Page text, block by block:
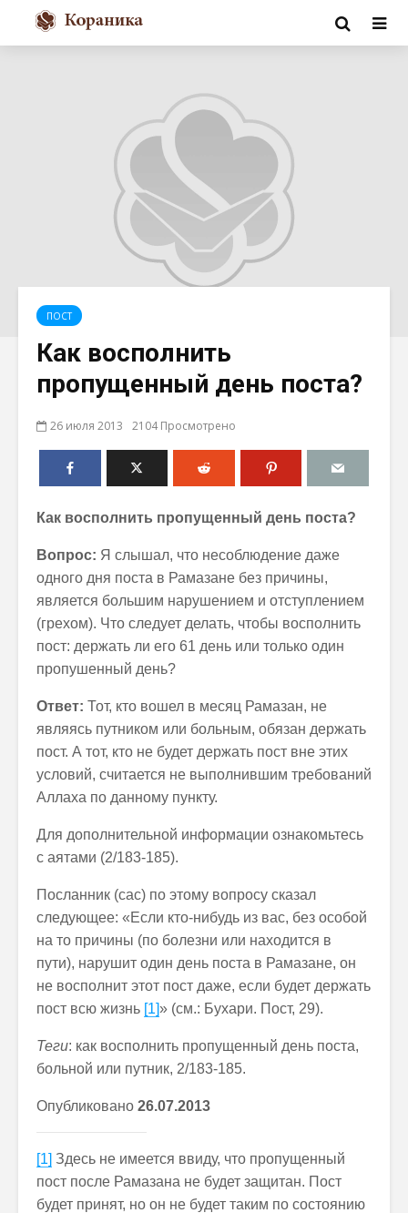
ПОСТ
Как восполнить
пропущенный день поста?
26 июля 2013 2104 Просмотрено
Как восполнить пропущенный день поста?
Вопрос: Я слышал, что несоблюдение даже
одного дня поста в Рамазане без причины,
является большим нарушением и отступлением
(грехом). Что следует делать, чтобы восполнить
пост: держать ли его 61 день или только один
пропушенный день?
Ответ: Тот, кто вошел в месяц Рамазан, не
являясь путником или больным, обязан держать
пост. А тот, кто не будет держать пост вне этих
условий, считается не выполнившим требований
Аллаха по данному пункту.
Для дополнительной информации ознакомьтесь
с аятами (2/183-185).
Посланник (сас) по этому вопросу сказал
следующее: «Если кто-нибудь из вас, без особой
на то причины (по болезни или находится в
пути), нарушит один день поста в Рамазане, он
не восполнит этот пост даже, если будет держать
пост всю жизнь [1]» (см.: Бухари. Пост, 29).
Теги: как восполнить пропущенный день поста,
больной или путник, 2/183-185.
Опубликовано 26.07.2013
[1] Здесь не имеется ввиду, что пропущенный
пост после Рамазана не будет защитан. Пост
будет принят, но он не будет таким по состоянию